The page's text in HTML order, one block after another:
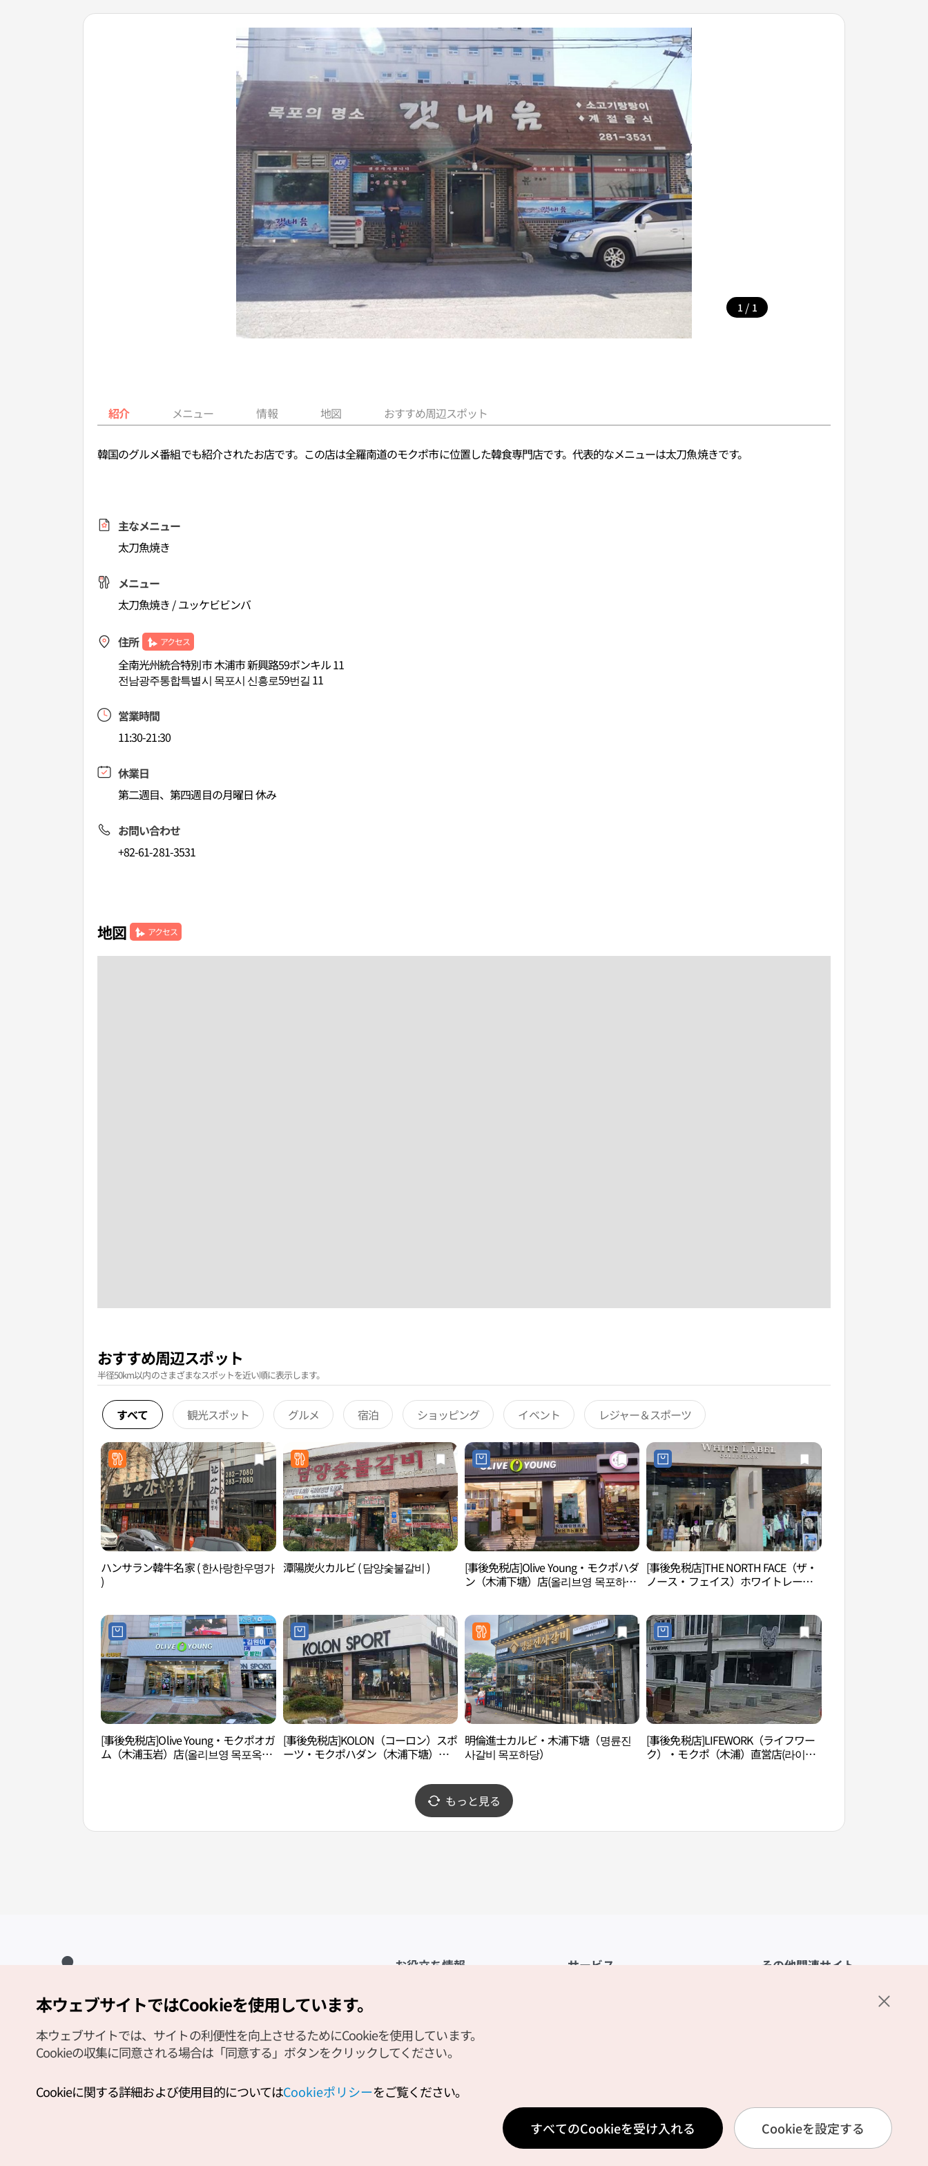
1 / 1
紹介 メニュー 情報 地図 おすすめ周辺スポット
韓国のグルメ番組でも紹介されたお店です。この店は全羅南道のモクポ市に位置した韓食専門店です。代表的なメニューは太刀魚焼きです。
主なメニュー
太刀魚焼き
メニュー
太刀魚焼き / ユッケビビンバ
住所 アクセス
全南光州統合特別市 木浦市 新興路59ボンキル 11
전남광주통합특별시 목포시 신흥로59번길 11
営業時間
11:30-21:30
休業日
第二週目、第四週目の月曜日 休み
お問い合わせ
+82-61-281-3531
地図 アクセス
おすすめ周辺スポット
半径50km以内のさまざまなスポットを近い順に表示します。
すべて 観光スポット グルメ 宿泊 ショッピング イベント レジャー＆スポーツ
ハンサラン韓牛名家 ( 한사랑한우명가
)
潭陽炭火カルビ ( 담양숯불갈비 )
[事後免税店]Olive Young・モクポハダ
ン（木浦下塘）店(올리브영 목포하당
[事後免税店]THE NORTH FACE（ザ・
ノース・フェイス）ホワイトレーベ
[事後免税店]Olive Young・モクポオガ
ム（木浦玉岩）店(올리브영 목포옥암
[事後免税店]KOLON（コーロン）スポ
ーツ・モクポハダン（木浦下塘）店
明倫進士カルビ・木浦下塘（명륜진
사갈비 목포하당）
[事後免税店]LIFEWORK（ライフワー
ク）・モクポ（木浦）直営店(라이프
もっと見る
お役立ち情報
観光資料ダウンロード
デジタルブック／電子書籍
Odii
サービス
位置情報サービス利用規約
個人位置情報取扱いポリシー
その他関連サイト
Copyright (c) Korea Tourism Organization All Rights Reserved.
サイトエラー報告
公式メール
本ウェブサイトではCookieを使用しています。
本ウェブサイトでは、サイトの利便性を向上させるためにCookieを使用しています。
Cookieの収集に同意される場合は「同意する」ボタンをクリックしてください。
Cookieに関する詳細および使用目的についてはCookieポリシーをご覧ください。
すべてのCookieを受け入れる Cookieを設定する